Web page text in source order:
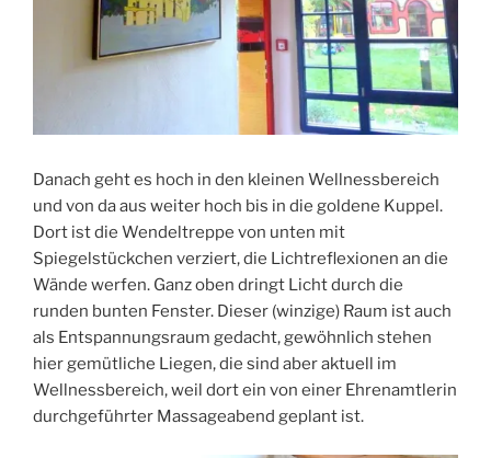
Danach geht es hoch in den kleinen Wellnessbereich
und von da aus weiter hoch bis in die goldene Kuppel.
Dort ist die Wendeltreppe von unten mit
Spiegelstückchen verziert, die Lichtreflexionen an die
Wände werfen. Ganz oben dringt Licht durch die
runden bunten Fenster. Dieser (winzige) Raum ist auch
als Entspannungsraum gedacht, gewöhnlich stehen
hier gemütliche Liegen, die sind aber aktuell im
Wellnessbereich, weil dort ein von einer Ehrenamtlerin
durchgeführter Massageabend geplant ist.